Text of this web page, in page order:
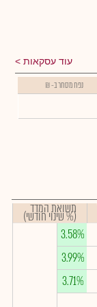
עוד עסקאות
נפח מסחר ב- ₪
תשואת המדד
(% שינוי חודשי)
3.58%
3.99%
3.71%